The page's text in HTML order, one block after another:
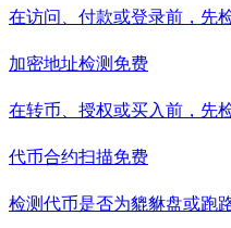
在访问、付款或登录前，先
加密地址检测 免费
在转币、授权或买入前，先
代币合约扫描免费
检测代币是否为貔貅盘或跑